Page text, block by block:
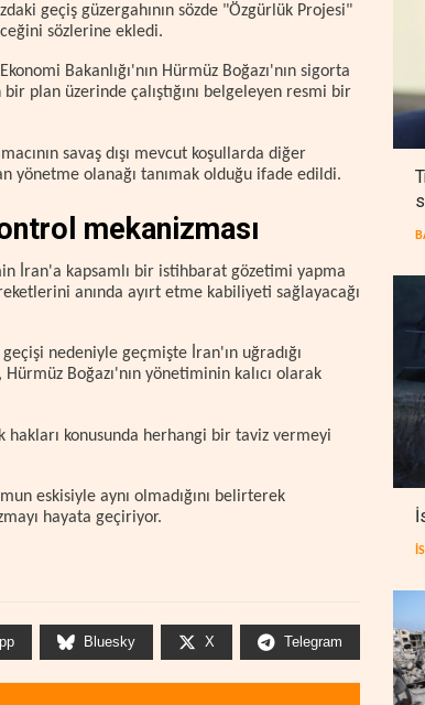
geçiş güzergahının sözde "Özgürlük Projesi"
sözlerine ekledi.
Bakanlığı'nın Hürmüz Boğazı'nın sigorta
plan üzerinde çalıştığını belgeleyen resmi bir
savaş dışı mevcut koşullarda diğer
yönetme olanağı tanımak olduğu ifade edildi.
mekanizması
İran'a kapsamlı bir istihbarat gözetimi yapma
anında ayırt etme kabiliyeti sağlayacağı
nedeniyle geçmişte İran'ın uğradığı
Boğazı'nın yönetiminin kalıcı olarak
hakları konusunda herhangi bir taviz vermeyi
eskisiyle aynı olmadığını belirterek
hayata geçiriyor.
Bluesky X Telegram